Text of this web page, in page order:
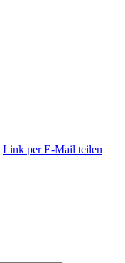
Link per E-Mail teilen